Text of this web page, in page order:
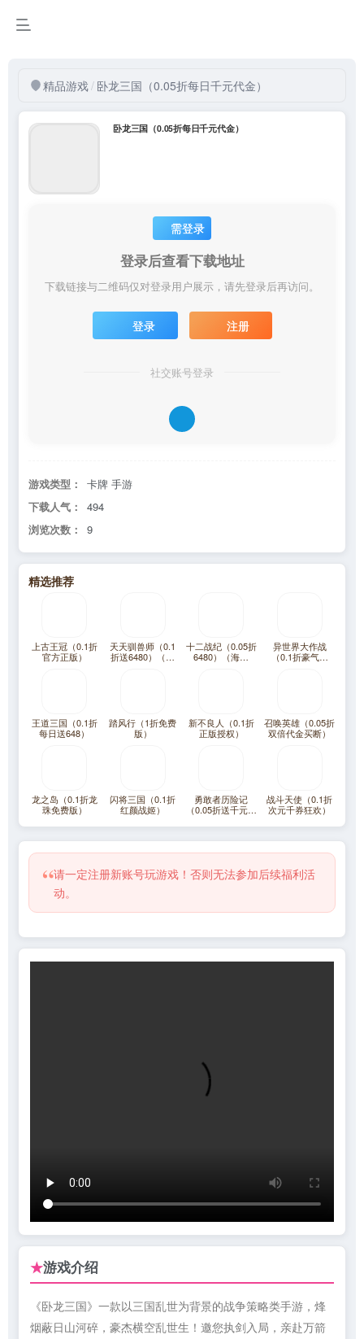
精品游戏/ 卧龙三国（0.05折每日千元代金）
卧龙三国（0.05折每日千元代金）
需登录
登录后查看下载地址
下载链接与二维码仅对登录用户展示，请先登录后再访问。
登录 注册
社交账号登录
游戏类型：
卡牌 手游
下载人气：
494
浏览次数：
9
精选推荐
上古王冠（0.1折
官方正版）
天天驯兽师（0.1
折送6480）（宝
十二战纪（0.05折
6480）（海贼
异世界大作战
（0.1折豪气千
王道三国（0.1折
每日送648）
踏风行（1折免费
版）
新不良人（0.1折
正版授权）
召唤英雄（0.05折
双倍代金买断）
龙之岛（0.1折龙
珠免费版）
闪将三国（0.1折
红颜战姬）
勇敢者历险记
（0.05折送千元代
战斗天使（0.1折
次元千券狂欢）
“请一定注册新账号玩游戏！否则无法参加后续福利活
动。
★游戏介绍
《卧龙三国》一款以三国乱世为背景的战争策略类手游，烽
烟蔽日山河碎，豪杰横空乱世生！邀您执剑入局，亲赴万箭